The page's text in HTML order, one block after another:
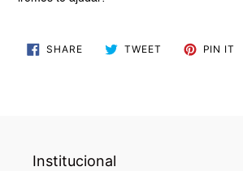
SHARESHARE
ON
TWEET TWEET PIN IT
Institucional